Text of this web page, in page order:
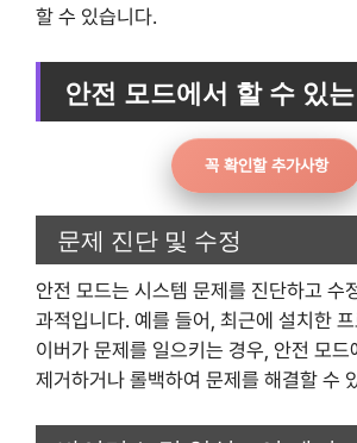
할 수 있습니다.
안전 모드에서 할 수 있
꼭 확인할 추가사항
문제 진단 및 수정
안전 모드는 시스템 문제를 진단하고 수
과적입니다. 예를 들어, 최근에 설치한
이버가 문제를 일으키는 경우, 안전 모드
제거하거나 롤백하여 문제를 해결할 수